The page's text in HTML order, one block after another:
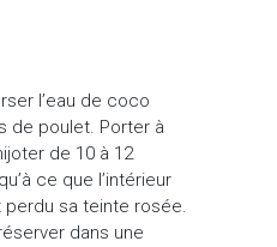
l’eau de coco
de poulet. Porter à
de 10 à 12
ce que l’intérieur
perdu sa teinte rosée.
dans une